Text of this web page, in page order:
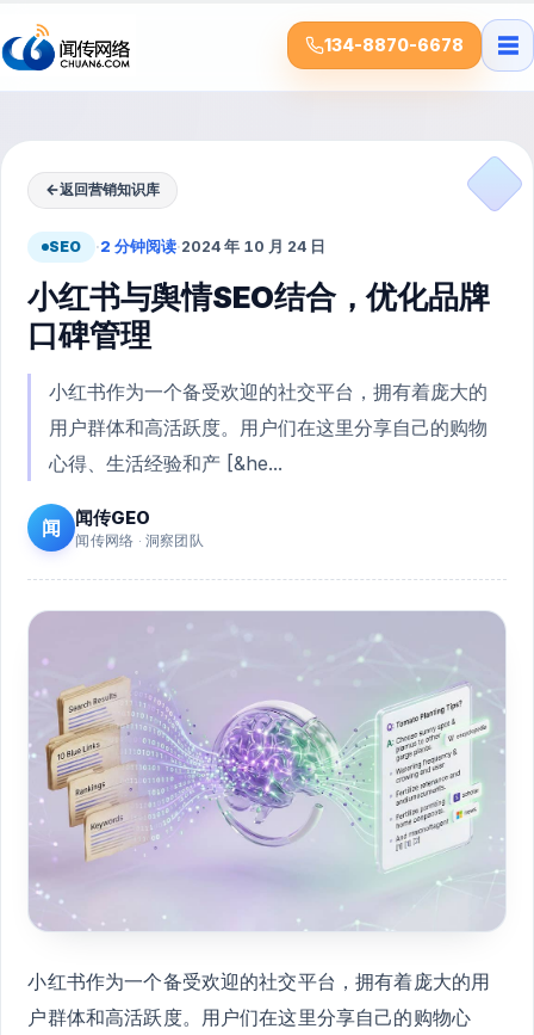
134-8870-6678 ☰
←返回营销知识库
SEO ·2 分钟阅读·2024 年 10 月 24 日
小红书与舆情SEO结合，优化品牌
口碑管理
小红书作为一个备受欢迎的社交平台，拥有着庞大的
用户群体和高活跃度。用户们在这里分享自己的购物
心得、生活经验和产 [&he...
闻 闻传GEO
闻传网络 · 洞察团队
小红书作为一个备受欢迎的社交平台，拥有着庞大的用
户群体和高活跃度。用户们在这里分享自己的购物心